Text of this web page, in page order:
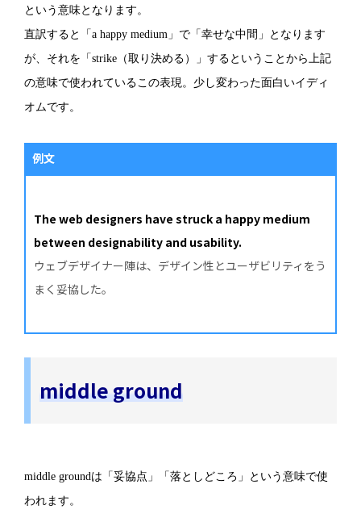
という意味となります。
直訳すると「a happy medium」で「幸せな中間」となります
が、それを「strike（取り決める）」するということから上記
の意味で使われているこの表現。少し変わった面白いイディ
オムです。
例文
The web designers have struck a happy medium
between designability and usability.
ウェブデザイナー陣は、デザイン性とユーザビリティをう
まく妥協した。
middle ground
middle groundは「妥協点」「落としどころ」という意味で使
われます。